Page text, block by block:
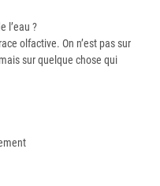
l’eau ?
olfactive. On n’est pas sur
sur quelque chose qui